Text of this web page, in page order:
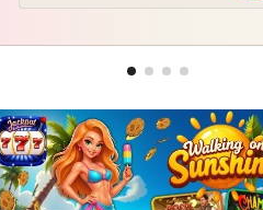
Infantino-Mitarbeiterin
Wie Bezirksvorsteher
der MA 7 scheitert